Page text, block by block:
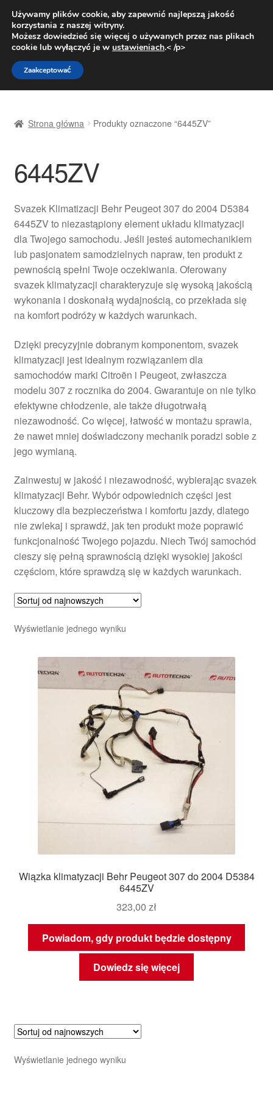
DOSTAWA od 31 zł
Pn.-pt. 9:00-16:00800 003 167
Przejdź
do
nawigacji
Przejdź
do
treści
Dostawa
Dostawa na cały świat
Moje konto
O nas
Płatności
Procedura reklamacyjna
Skarga
Wózek
Zamówienia
Zasady i warunki
Strona główna Produkty oznaczone “6445ZV”
6445ZV
Svazek Klimatizacji Behr Peugeot 307 do 2004 D5384
6445ZV to niezastąpiony element układu klimatyzacji
dla Twojego samochodu. Jeśli jesteś automechanikiem
lub pasjonatem samodzielnych napraw, ten produkt z
pewnością spełni Twoje oczekiwania. Oferowany
svazek klimatyzacji charakteryzuje się wysoką jakością
wykonania i doskonałą wydajnością, co przekłada się
na komfort podróży w każdych warunkach.
Dzięki precyzyjnie dobranym komponentom, svazek
klimatyzacji jest idealnym rozwiązaniem dla
samochodów marki Citroën i Peugeot, zwłaszcza
modelu 307 z rocznika do 2004. Gwarantuje on nie tylko
efektywne chłodzenie, ale także długotrwałą
niezawodność. Co więcej, łatwość w montażu sprawia,
że nawet mniej doświadczony mechanik poradzi sobie z
jego wymianą.
Zainwestuj w jakość i niezawodność, wybierając svazek
klimatyzacji Behr. Wybór odpowiednich części jest
kluczowy dla bezpieczeństwa i komfortu jazdy, dlatego
nie zwlekaj i sprawdź, jak ten produkt może poprawić
funkcjonalność Twojego pojazdu. Niech Twój samochód
cieszy się pełną sprawnością dzięki wysokiej jakości
częściom, które sprawdzą się w każdych warunkach.
Wyświetlanie jednego wyniku
Wiązka klimatyzacji Behr Peugeot 307 do 2004 D5384
6445ZV
323,00 zł
Powiadom, gdy produkt będzie dostępny
Dowiedz się więcej
Wyświetlanie jednego wyniku
Używamy plików cookie, aby zapewnić najlepszą jakość
korzystania z naszej witryny.
Możesz dowiedzieć się więcej o używanych przez nas plikach
cookie lub wyłączyć je w ustawieniach.< /p>
Zaakceptować